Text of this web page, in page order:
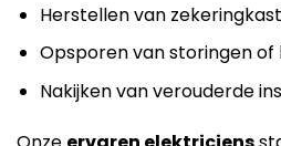
Herstellen van
Opsporen van storingen
Nakijken van verouderde